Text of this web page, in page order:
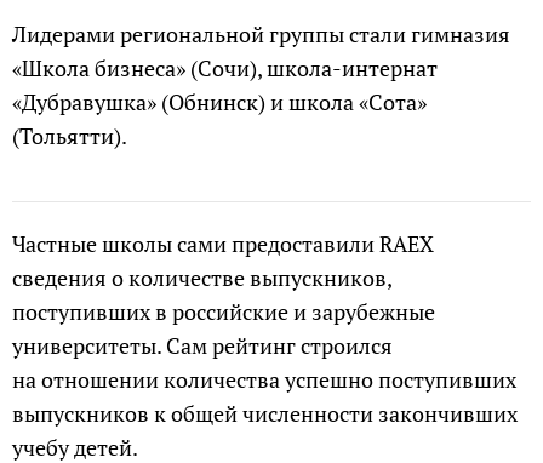
Лидерами региональной группы стали гимназия
«Школа бизнеса» (Сочи), школа-интернат
«Дубравушка» (Обнинск) и школа «Сота»
(Тольятти).
Частные школы сами предоставили RAEX
сведения о количестве выпускников,
поступивших в российские и зарубежные
университеты. Сам рейтинг строился
на отношении количества успешно поступивших
выпускников к общей численности закончивших
учебу детей.